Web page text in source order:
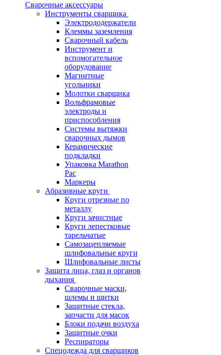
Сварочные аксессуары
Инструменты сварщика
Электрододержатели
Клеммы заземления
Сварочный кабель
Инструмент и
вспомогательное
оборудование
Магнитные
угольники
Молотки сварщика
Вольфрамовые
электроды и
приспособления
Системы вытяжки
сварочных дымов
Керамические
подкладки
Упаковка Marathon
Pac
Маркеры
Абразивные круги
Круги отрезные по
металлу
Круги зачистные
Круги лепестковые
тарельчатые
Самозацепляемые
шлифовальные круги
Шлифовальные листы
Защита лица, глаз и органов
дыхания
Сварочные маски,
шлемы и щитки
Защитные стекла,
запчасти для масок
Блоки подачи воздуха
Защитные очки
Респираторы
Спецодежда для сварщиков